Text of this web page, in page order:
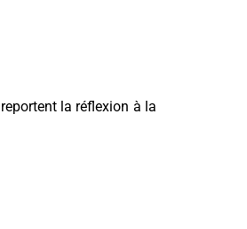
la réflexion à la